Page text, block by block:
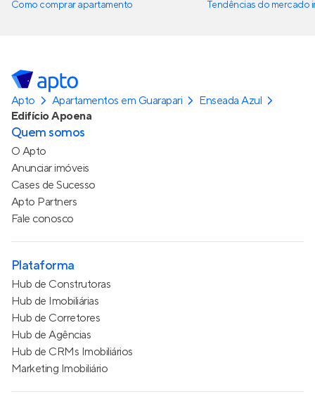
Como comprar apartamento
Tendências do mercado
Apto Apartamentos em Guarapari
Enseada Azul
Edifício Apoena
Quem somos
O Apto
Anunciar imóveis
Cases de Sucesso
Apto Partners
Fale conosco
Plataforma
Hub de Construtoras
Hub de Imobiliárias
Hub de Corretores
Hub de Agências
Hub de CRMs Imobiliários
Marketing Imobiliário